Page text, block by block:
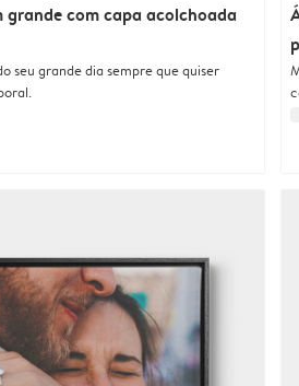
com capa acolchoada
seu grande dia sempre que quiser